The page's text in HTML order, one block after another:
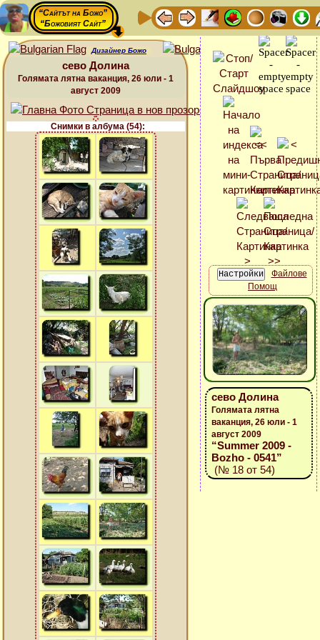
“Сайтът на Божо”
“Божовият Сайт”
Дизайнер Божо
сево Долина
Голямата лятна ваканция, 26 юли - 1
август 2009
Снимки в албума (54):
Файлове
Помощ
сево Долина
Голямата лятна
ваканция, 26 юли - 1
август 2009
“Summer 2009 -
Bozho - 0541”
(№ 18 от 54)